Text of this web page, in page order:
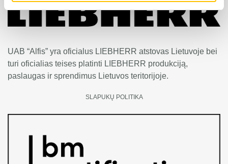
UAB “Alfis” yra oficialus LIEBHERR atstovas Lietuvoje bei
turi oficialias teises platinti LIEBHERR produkciją,
paslaugas ir sprendimus Lietuvos teritorijoje.
SLAPUKŲ POLITIKA